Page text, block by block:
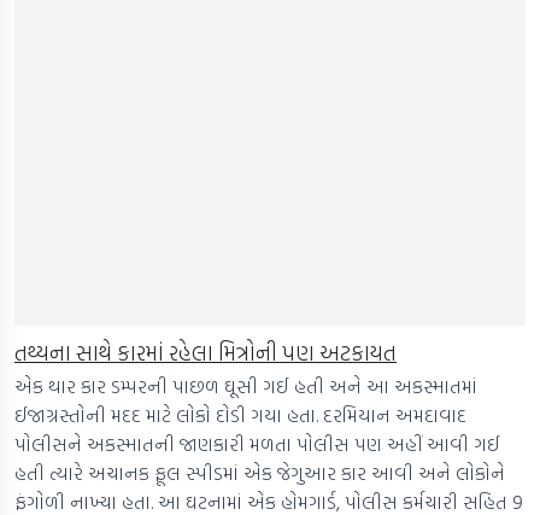
તથ્યના સાથે કારમાં રહેલા મિત્રોની પણ અટકાયત
એક થાર કાર ડમ્પરની પાછળ ઘૂસી ગઈ હતી અને આ અકસ્માતમાં
ઈજાગ્રસ્તોની મદદ માટે લોકો દોડી ગયા હતા. દરમિયાન અમદાવાદ
પોલીસને અકસ્માતની જાણકારી મળતા પોલીસ પણ અહીં આવી ગઈ
હતી ત્યારે અચાનક ફૂલ સ્પીડમાં એક જેગુઆર કાર આવી અને લોકોને
ફંગોળી નાખ્યા હતા. આ ઘટનામાં એક હોમગાર્ડ, પોલીસ કર્મચારી સહિત 9